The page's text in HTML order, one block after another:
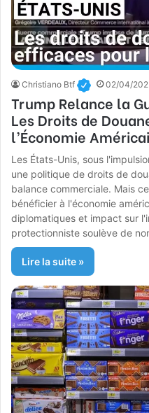
Christiano Btf 02/04/
Trump Relance la
Les Droits de
l’Économie
Les États-Unis, sous
une politique de droits de
balance commerciale. Mais
bénéficier à l'économie
diplomatiques et impact sur
protectionniste soulève de
Lire la suite »